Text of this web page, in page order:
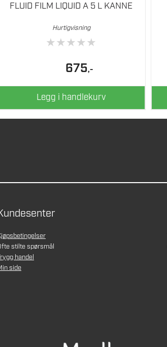
FLUID FILM LIQUID A 5 L KANNE
Hurtigvisning
★★★★★
675,-
Legg i handlekurv
stilte spørsmål
handel
side